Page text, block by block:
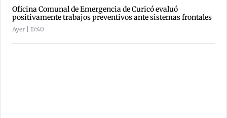
Oficina Comunal de Emergencia de Curicó evaluó
positivamente trabajos preventivos ante sistemas frontales
Ayer | 17:40